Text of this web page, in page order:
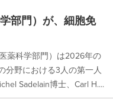
部門）が、細胞免
薬科学部門）は2026年の
分野における3人の第一人
Sadelain博士、Carl H....